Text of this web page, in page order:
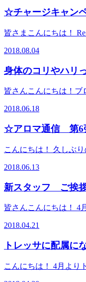
ご来店をお考えいた
しますが、何卒ご理解
ご来店いただくと メ
きるキャンペーンを行
れます！ この機会に
う！！ 台風が過ぎ去っ
また気温が上がるそ
時期オススメなのはかぼちゃのス
を高める効果があると
節も元気に過ごしてい
トレッサ横浜 南棟２
489-3808 オンライン予
と足裏のリフレクソロ
マッサージと同じくら
是非体験してください
アクセスできます！
川県横浜市港北区師岡
新横浜より横浜市営バ
約15〜20分 トレッサ
☆チャージキャン
皆さまこんにちは！
ペーン！ Re.Ra.Kuの
プリペイドガードがございます。 1万円
当のチケットをプレゼ
デラックスなチャージ特典もご
20000円分のチケット
とめてのチャージがお
ケットは１枚。チケ
までのご利用頂けま
ク系ボディケアを是非
サ横浜店は、肩甲骨ス
マッサージと同じくら
アクセスできます！ 【
新横浜より横浜市営バ
約15〜20分 トレッサ
2018.08.04
身体のコリやハリ
皆さんこんにちは！ブ
【筋肉のコリとハリ
筋肉のコっている状
みました！ こうなっているんですね！ しかしコリ固まって
のように、硬い所が
硬くなった筋肉が沢
液の流れを悪くしてし
素、栄養素（空気とご
されて血行不良にな
み」 が出てくるんで
が行き渡ると、生き
自然回復力も高まり
とはコリに引っ張ら
2018.06.18
☆アロマ通信 第
こんにちは！ 久しぶ
るくなりますよね～＞
映画を観たり、お掃除
実させても良いですね
陽のイメージの様に気
ります オレンジ・レ
してみて下さい☆ ＜
コースにゆずのアロマも使用
雨の時期に、心身共に
2018.06.13
新スタッフ ご挨
皆さんこんにちは！ 4
す！(*^^*) 趣味は【料理・晩酌】！ お酒の為に、料理をし
ます。 好きなお酒は
日本酒で好きなのは「
です！ とてもフルー
2018.04.21
トレッサに配属
こんにちは！ 4月より